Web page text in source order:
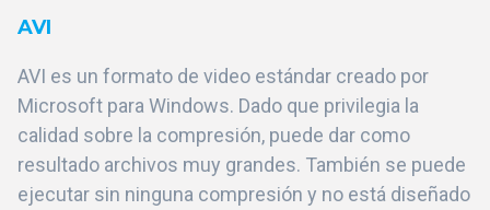
AVI
AVI es un formato de video estándar creado por
Microsoft para Windows. Dado que privilegia la
calidad sobre la compresión, puede dar como
resultado archivos muy grandes. También se puede
ejecutar sin ninguna compresión y no está diseñado